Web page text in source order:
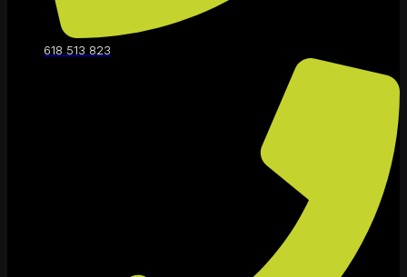
618 513 823